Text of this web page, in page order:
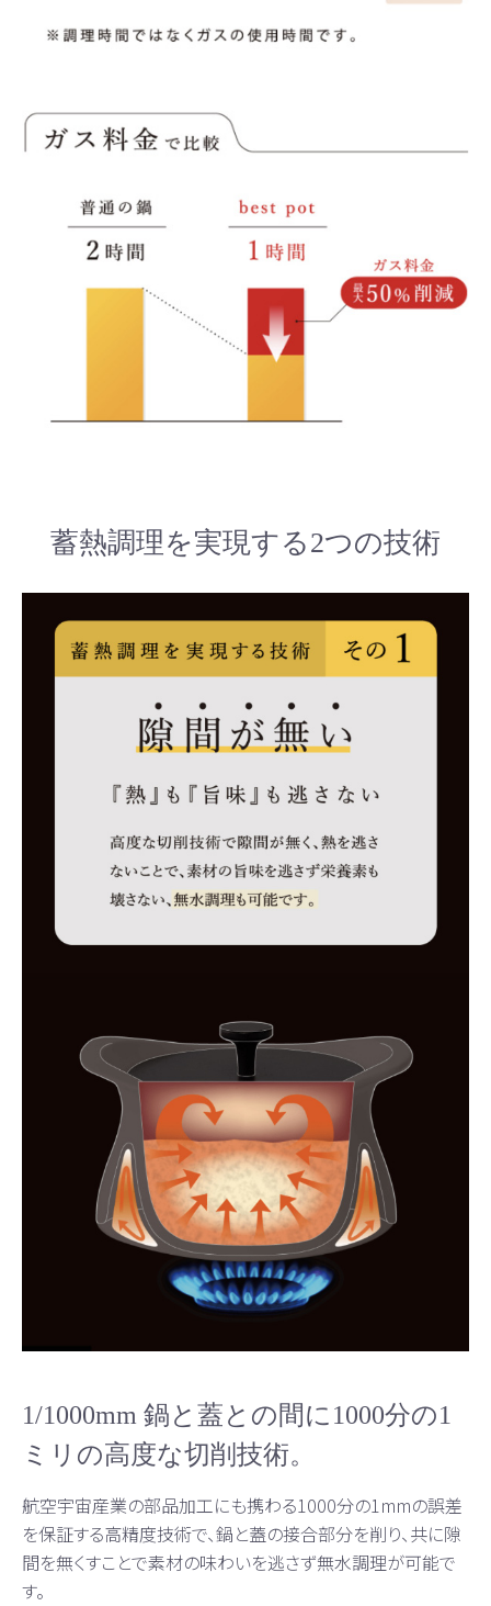
蓄熱調理を実現する2つの技術
1/1000mm 鍋と蓋との間に1000分の1
ミリの高度な切削技術。
航空宇宙産業の部品加工にも携わる1000分の1mmの誤差
を保証する高精度技術で、鍋と蓋の接合部分を削り、共に隙
間を無くすことで素材の味わいを逃さず無水調理が可能で
す。